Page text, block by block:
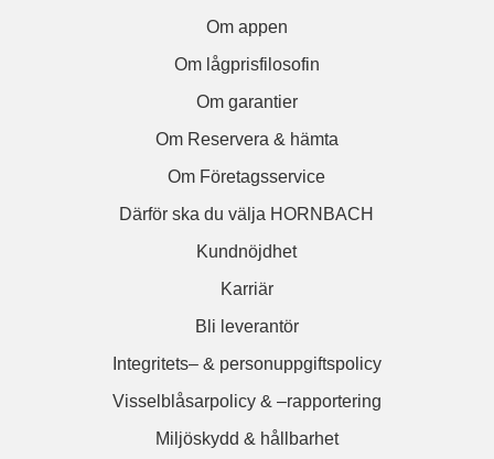
Om appen
Om lågprisfilosofin
Om garantier
Om Reservera & hämta
Om Företagsservice
Därför ska du välja HORNBACH
Kundnöjdhet
Karriär
Bli leverantör
Integritets– & personuppgiftspolicy
Visselblåsarpolicy & –rapportering
Miljöskydd & hållbarhet